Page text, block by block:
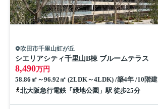
吹田市千里山虹が丘
シエリアシティ千里山B棟 ブルームテラス
8,490万円
58.86㎡～96.92㎡ (2LDK～4LDK) /築4年 /10階建
北大阪急行電鉄「緑地公園」駅 徒歩25分